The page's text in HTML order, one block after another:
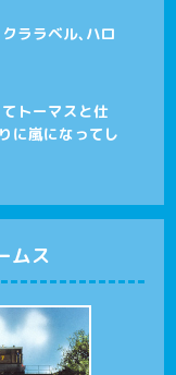
ララベル、ハロ
トーマスと仕
に嵐になってし
ムス